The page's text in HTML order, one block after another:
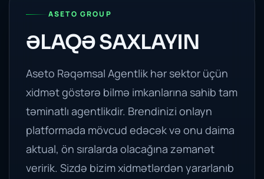
ASETO GROUP
ƏLAQƏ SAXLAYIN
Aseto Rəqəmsal Agentlik hər sektor üçün
xidmət göstərə bilmə imkanlarına sahib tam
təminatlı agentlikdir. Brendinizi onlayn
platformada mövcud edəcək və onu daima
aktual, ön sıralarda olacağına zəmanət
veririk. Sizdə bizim xidmətlərdən yararlanıb